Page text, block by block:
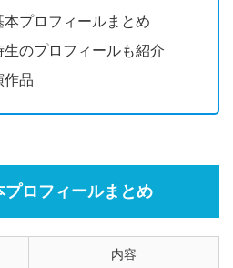
本プロフィールまとめ
のプロフィールも紹介
作品
ロフィールまとめ
内容